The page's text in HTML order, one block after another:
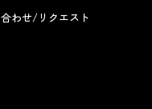
わせ/リクエスト